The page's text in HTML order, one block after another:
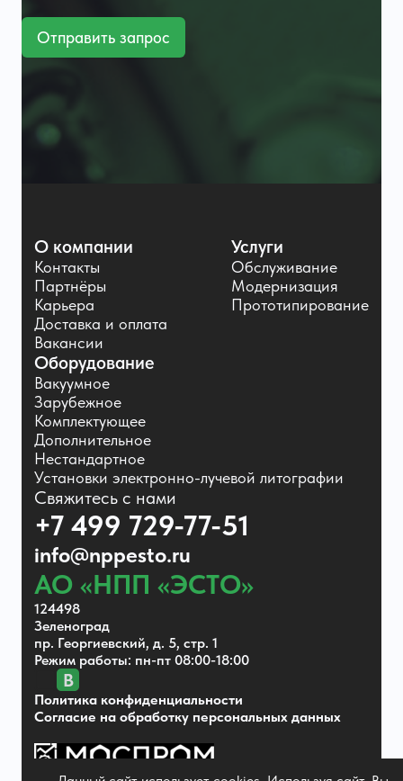
Отправить запрос
Свяжитесь с нами
+7 499 729-77-51
info@nppesto.ru
АО «НПП «ЭСТО»
124498
Зеленоград
пр. Георгиевский, д. 5, стр. 1
Режим работы: пн-пт 08:00-18:00
В
Политика конфиденциальности
Согласие на обработку персональных данных
О компании
Контакты
Партнёры
Карьера
Доставка и оплата
Вакансии
Оборудование
Вакуумное
Зарубежное
Комплектующее
Дополнительное
Нестандартное
Установки электронно-лучевой литографии
Услуги
Обслуживание
Модернизация
Прототипирование